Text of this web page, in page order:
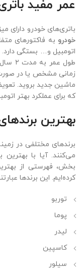
عمر مفید
باتری‌های خودرو دارای
خودرو به فاکتور‌های
اتومبیل و… بستگی دارد.
طول
زمانی مشخص یا در
ماشین جدید بروید.
که برای عملکرد بهتر
بهترین
برند‌های مختلفی در
می‌کنند. آیا با بهترین
بخش، فهرستی از
کرده‌ایم. این برند‌ها
توربو
پوما
لیدر
کاسپین
سیلور